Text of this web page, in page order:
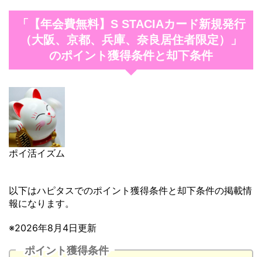
「【年会費無料】S STACIAカード新規発行
（大阪、京都、兵庫、奈良居住者限定）」
のポイント獲得条件と却下条件
ポイ活イズム
以下はハピタスでのポイント獲得条件と却下条件の掲載情
報になります。
※2026年8月4日更新
ポイント獲得条件